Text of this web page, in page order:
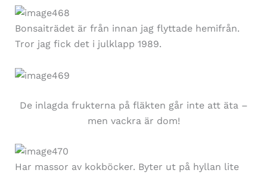
Bonsaiträdet är från innan jag flyttade hemifrån.
Tror jag fick det i julklapp 1989.
De inlagda frukterna på fläkten går inte att äta –
men vackra är dom!
Har massor av kokböcker. Byter ut på hyllan lite